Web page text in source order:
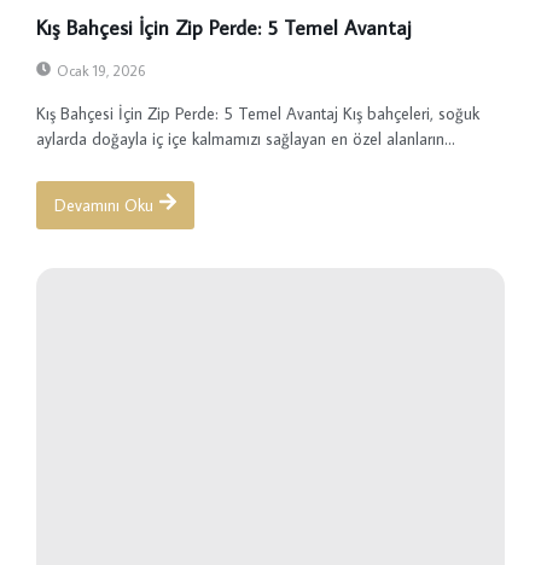
Kış Bahçesi İçin Zip Perde: 5 Temel Avantaj
Ocak 19, 2026
Kış Bahçesi İçin Zip Perde: 5 Temel Avantaj Kış bahçeleri, soğuk
aylarda doğayla iç içe kalmamızı sağlayan en özel alanların...
Devamını Oku